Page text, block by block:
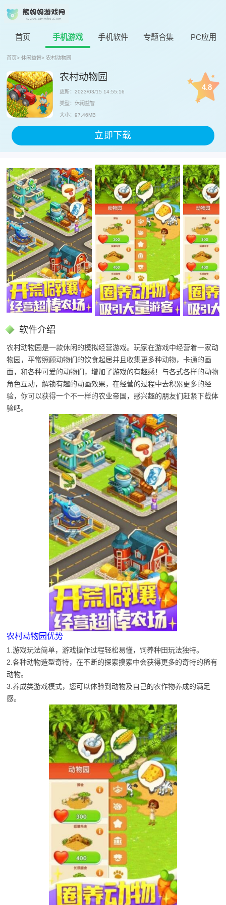
首页 手机游戏 手机软件 专题合集 PC应用
首页> 休闲益智> 农村动物园
农村动物园
更新：2023/03/15 14:55:16
类型：休闲益智
大小：97.46MB
4.8
立即下载
软件介绍
农村动物园是一款休闲的模拟经营游戏。玩家在游戏中经营着一家动
物园，平常照顾动物们的饮食起居并且收集更多种动物，卡通的画
面，和各种可爱的动物们，增加了游戏的有趣感！与各式各样的动物
角色互动，解锁有趣的动画效果，在经营的过程中去积累更多的经
验，你可以获得一个不一样的农业帝国，感兴趣的朋友们赶紧下载体
验吧。
农村动物园优势
1.游戏玩法简单，游戏操作过程轻松易懂，饲养种田玩法独特。
2.各种动物造型奇特，在不断的探索摸索中会获得更多的奇特的稀有
动物。
3.养成类游戏模式，您可以体验到动物及自己的农作物养成的满足
感。